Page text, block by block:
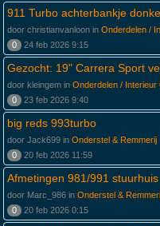
911 Turbo achterbankje
door christianvanloon in Onderdelen /
0
24 feb 2026 9:15
Gezocht: 19" Carrera Sport
door kleingem in Onderdelen / Interieur
0
23 feb 2026 9:40
big reds 993turbo
door Jack699 in Onderstel & Remmerij
0
20 feb 2026 11:59
Afmetingen 981/991 stuurhuis
door Marc_986 in Onderstel &
0
20 feb 2026 0:15